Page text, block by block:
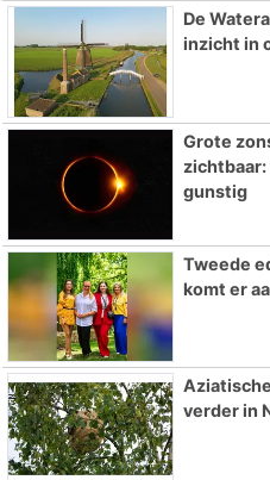
De
inzicht in
Grote
gunstig
Tweede
komt er
verder in